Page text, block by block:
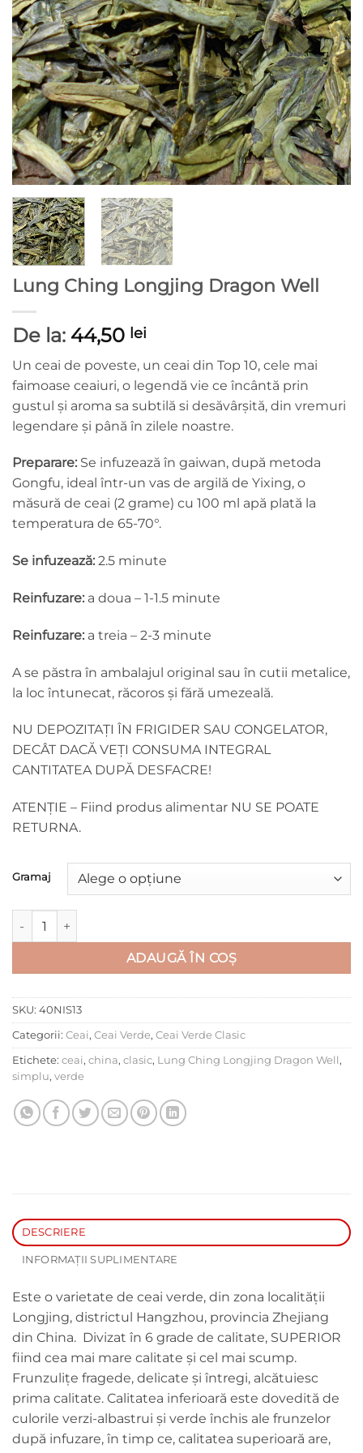
Lung Ching Longjing Dragon Well
De la: 44,50 lei
Un ceai de poveste, un ceai din Top 10, cele mai
faimoase ceaiuri, o legendă vie ce încântă prin
gustul și aroma sa subtilă si desăvârșită, din vremuri
legendare și până în zilele noastre.
Preparare: Se infuzează în gaiwan, după metoda
Gongfu, ideal într-un vas de argilă de Yixing, o
măsură de ceai (2 grame) cu 100 ml apă plată la
temperatura de 65-70°.
Se infuzează: 2.5 minute
Reinfuzare: a doua – 1-1.5 minute
Reinfuzare: a treia – 2-3 minute
A se păstra în ambalajul original sau în cutii metalice,
la loc întunecat, răcoros şi fără umezeală.
NU DEPOZITAŢI ÎN FRIGIDER SAU CONGELATOR,
DECÂT DACĂ VEŢI CONSUMA INTEGRAL
CANTITATEA DUPĂ DESFACRE!
ATENŢIE – Fiind produs alimentar NU SE POATE
RETURNA.
Gramaj
Cantitate Lung Ching Longjing Dragon Well
ADAUGĂ ÎN COȘ
SKU: 40NIS13
Categorii: Ceai , Ceai Verde, Ceai Verde Clasic
Etichete: ceai , china, clasic, Lung Ching Longjing Dragon Well ,
simplu, verde
DESCRIERE
INFORMAȚII SUPLIMENTARE
Este o varietate de ceai verde, din zona localității
Longjing, districtul Hangzhou, provincia Zhejiang
din China. Divizat în 6 grade de calitate, SUPERIOR
fiind cea mai mare calitate și cel mai scump.
Frunzulițe fragede, delicate și întregi, alcătuiesc
prima calitate. Calitatea inferioară este dovedită de
culorile verzi-albastrui și verde închis ale frunzelor
după infuzare, în timp ce, calitatea superioară are,